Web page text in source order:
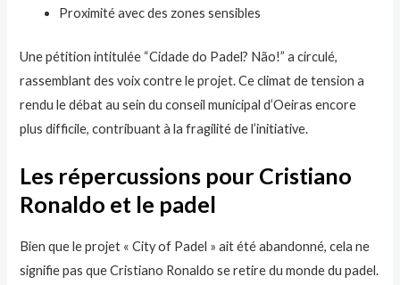
Proximité avec des zones sensibles
Une pétition intitulée “Cidade do Padel? Não!” a circulé,
rassemblant des voix contre le projet. Ce climat de tension a
rendu le débat au sein du conseil municipal d’Oeiras encore
plus difficile, contribuant à la fragilité de l’initiative.
Les répercussions pour Cristiano
Ronaldo et le padel
Bien que le projet « City of Padel » ait été abandonné, cela ne
signifie pas que Cristiano Ronaldo se retire du monde du padel.